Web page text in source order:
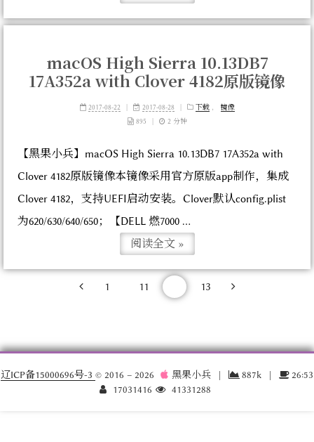
macOS High Sierra 10.13DB7
17A352a with Clover 4182原版镜像
2017-08-22 2017-08-28 下载， 镜像
895
2 分钟
【黑果小兵】macOS High Sierra 10.13DB7 17A352a with
Clover 4182原版镜像本镜像采用官方原版app制作，集成
Clover 4182，支持UEFI启动安装。Clover默认config.plist
为620/630/640/650；【DELL 燃7000 ...
阅读全文 »
1 11 13
辽ICP备15000696号-3 © 2016 – 2026 黑果小兵 | 887k |
26:53
17031416
41331288